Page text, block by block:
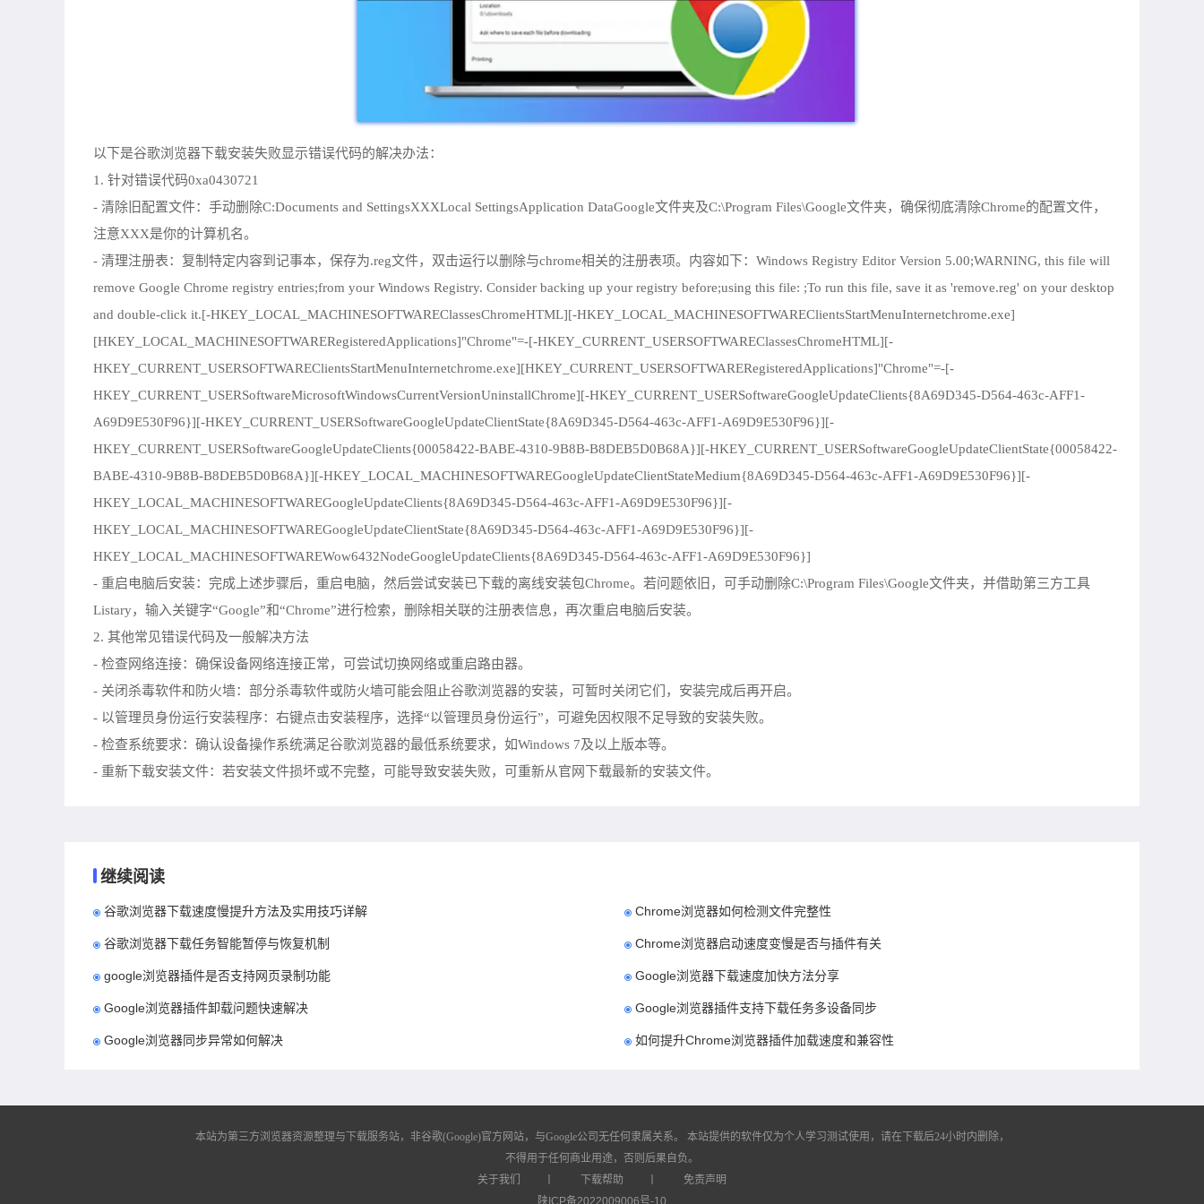
以下是谷歌浏览器下载安装失败显示错误代码的解决办法：
1. 针对错误代码0xa0430721
- 清除旧配置文件：手动删除C:Documents and SettingsXXXLocal SettingsApplication DataGoogle文件夹及C:\Program Files\Google文件夹，确保彻底清除Chrome的配置文件，
注意XXX是你的计算机名。
- 清理注册表：复制特定内容到记事本，保存为.reg文件，双击运行以删除与chrome相关的注册表项。内容如下：Windows Registry Editor Version 5.00;WARNING, this file will
remove Google Chrome registry entries;from your Windows Registry. Consider backing up your registry before;using this file: ;To run this file, save it as 'remove.reg' on your desktop
and double-click it.[-HKEY_LOCAL_MACHINESOFTWAREClassesChromeHTML][-HKEY_LOCAL_MACHINESOFTWAREClientsStartMenuInternetchrome.exe]
[HKEY_LOCAL_MACHINESOFTWARERegisteredApplications]"Chrome"=-[-HKEY_CURRENT_USERSOFTWAREClassesChromeHTML][-
HKEY_CURRENT_USERSOFTWAREClientsStartMenuInternetchrome.exe][HKEY_CURRENT_USERSOFTWARERegisteredApplications]"Chrome"=-[-
HKEY_CURRENT_USERSoftwareMicrosoftWindowsCurrentVersionUninstallChrome][-HKEY_CURRENT_USERSoftwareGoogleUpdateClients{8A69D345-D564-463c-AFF1-
A69D9E530F96}][-HKEY_CURRENT_USERSoftwareGoogleUpdateClientState{8A69D345-D564-463c-AFF1-A69D9E530F96}][-
HKEY_CURRENT_USERSoftwareGoogleUpdateClients{00058422-BABE-4310-9B8B-B8DEB5D0B68A}][-HKEY_CURRENT_USERSoftwareGoogleUpdateClientState{00058422-
BABE-4310-9B8B-B8DEB5D0B68A}][-HKEY_LOCAL_MACHINESOFTWAREGoogleUpdateClientStateMedium{8A69D345-D564-463c-AFF1-A69D9E530F96}][-
HKEY_LOCAL_MACHINESOFTWAREGoogleUpdateClients{8A69D345-D564-463c-AFF1-A69D9E530F96}][-
HKEY_LOCAL_MACHINESOFTWAREGoogleUpdateClientState{8A69D345-D564-463c-AFF1-A69D9E530F96}][-
HKEY_LOCAL_MACHINESOFTWAREWow6432NodeGoogleUpdateClients{8A69D345-D564-463c-AFF1-A69D9E530F96}]
- 重启电脑后安装：完成上述步骤后，重启电脑，然后尝试安装已下载的离线安装包Chrome。若问题依旧，可手动删除C:\Program Files\Google文件夹，并借助第三方工具
Listary，输入关键字“Google”和“Chrome”进行检索，删除相关联的注册表信息，再次重启电脑后安装。
2. 其他常见错误代码及一般解决方法
- 检查网络连接：确保设备网络连接正常，可尝试切换网络或重启路由器。
- 关闭杀毒软件和防火墙：部分杀毒软件或防火墙可能会阻止谷歌浏览器的安装，可暂时关闭它们，安装完成后再开启。
- 以管理员身份运行安装程序：右键点击安装程序，选择“以管理员身份运行”，可避免因权限不足导致的安装失败。
- 检查系统要求：确认设备操作系统满足谷歌浏览器的最低系统要求，如Windows 7及以上版本等。
- 重新下载安装文件：若安装文件损坏或不完整，可能导致安装失败，可重新从官网下载最新的安装文件。
继续阅读
谷歌浏览器下载速度慢提升方法及实用技巧详解 Chrome浏览器如何检测文件完整性
谷歌浏览器下载任务智能暂停与恢复机制 Chrome浏览器启动速度变慢是否与插件有关
google浏览器插件是否支持网页录制功能 Google浏览器下载速度加快方法分享
Google浏览器插件卸载问题快速解决 Google浏览器插件支持下载任务多设备同步
Google浏览器同步异常如何解决 如何提升Chrome浏览器插件加载速度和兼容性
本站为第三方浏览器资源整理与下载服务站，非谷歌(Google)官方网站，与Google公司无任何隶属关系。
本站提供的软件仅为个人学习测试使用，请在下载后24小时内删除，
不得用于任何商业用途，否则后果自负。
关于我们
下载帮助
免责声明
陕ICP备2022009006号-10